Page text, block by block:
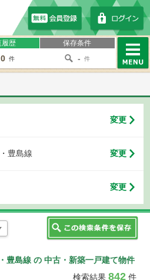
履歴
0 件
保存条件
- 件
変更
豊島線 変更
変更
豊島線 の 中古・新築一戸建て物件
検索結果 842件